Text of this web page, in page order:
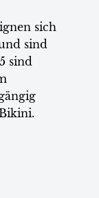
sich
sind
sind